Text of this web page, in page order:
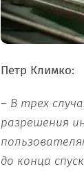
Петр Климко:
– В трех
разрешения
до конца